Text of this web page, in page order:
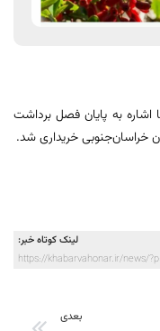
اشاره به پایان فصل برداشت
لینک کوتاه خبر:
https://khabarvahonar.ir/news/
بعدی